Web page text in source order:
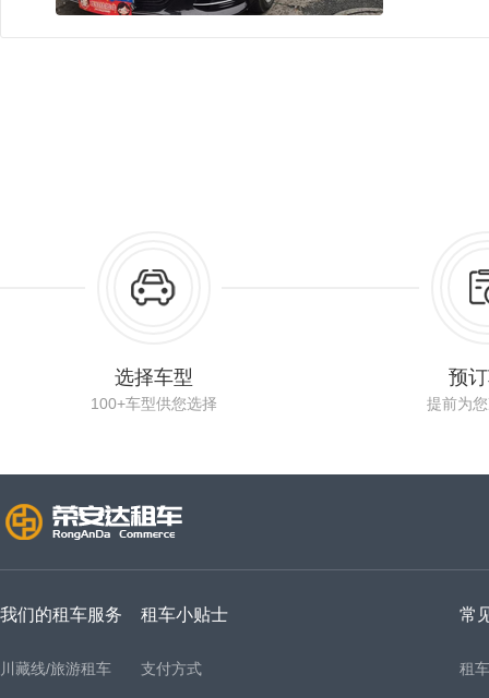
选择车型
100+车型供您选择
预
提前为
我们的租车服务
川藏线/旅游租车
租车小贴士
支付方式
常
租